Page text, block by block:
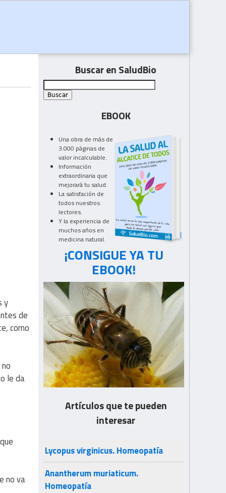
y
de
como
le da
no va
Buscar en SaludBio
EBOOK
Una obra de más de
3.000 páginas de
valor incalculable.
Información
extraordinaria que
mejorará tu salud.
La satisfación de
todos nuestros
lectores.
Y la experiencia de
muchos años en
medicina natural.
¡CONSIGUE YA TU
EBOOK!
Artículos que te pueden
interesar
Lycopus virginicus. Homeopatía
Anantherum muriaticum.
Homeopatía